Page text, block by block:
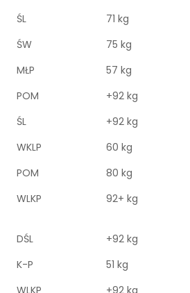
ŚL 71 kg
ŚW
75 kg
MŁP
57 kg
POM
+92 kg
ŚL
+92 kg
WKLP
60 kg
POM
80 kg
WLKP
92+ kg
DŚL
+92 kg
K-P
51 kg